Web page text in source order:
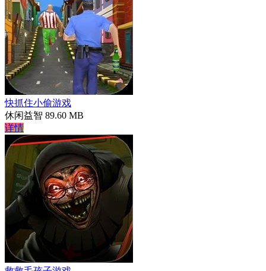
快抓住小偷游戏
休闲益智 89.60 MB
详情